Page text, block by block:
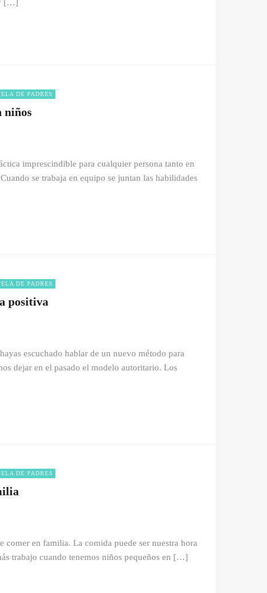
[…]
DE PADRES
niños
imprescindible para cualquier persona tanto en
se trabaja en equipo se juntan las habilidades
DE PADRES
positiva
escuchado hablar de un nuevo método para
dejar en el pasado el modelo autoritario. Los
DE PADRES
comer en familia. La comida puede ser nuestra hora
trabajo cuando tenemos niños pequeños en […]